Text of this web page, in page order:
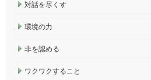
対話を尽くす
環境の力
非を認める
ワクワクすること